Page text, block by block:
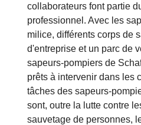
collaborateurs font partie
professionnel. Avec les
milice, différents corps de
d'entreprise et un parc de
sapeurs-pompiers de
prêts à intervenir dans les
tâches des sapeurs-
sont, outre la lutte contre
sauvetage de personnes,